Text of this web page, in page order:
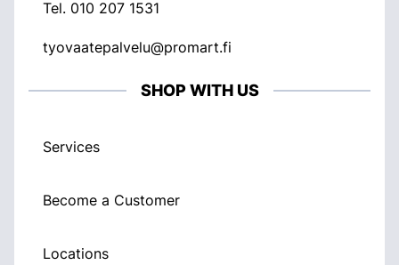
Tel. 010 207 1531
tyovaatepalvelu@promart.fi
SHOP WITH US
Services
Become a Customer
Locations